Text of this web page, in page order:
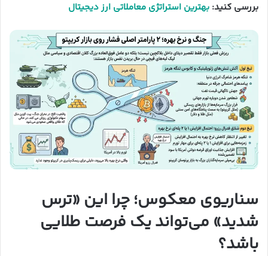
بررسی کنید:‌ بهترین استراتژی معاملاتی ارز دیجیتال
سناریوی معکوس؛ چرا این «ترس
شدید» می‌تواند یک فرصت طلایی
باشد؟